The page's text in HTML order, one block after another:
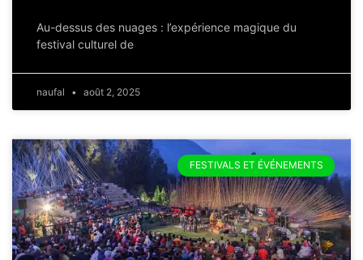
Au-dessus des nuages : l’expérience magique du
festival culturel de
naufal août 2, 2025
FESTIVALS ET ÉVÉNEMENTS